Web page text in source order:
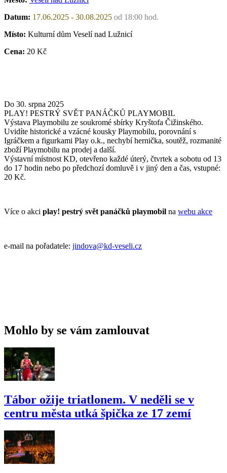
Datum: 17.06.2025 - 30.08.2025 od 18:00 hod.
Místo: Kulturní dům Veselí nad Lužnicí
Cena: 20 Kč
Do 30. srpna 2025
PLAY! PESTRÝ SVĚT PANÁČKŮ PLAYMOBIL
Výstava Playmobilu ze soukromé sbírky Kryštofa Čižinského.
Uvidíte historické a vzácné kousky Playmobilu, porovnání s
Igráčkem a figurkami Play o.k., nechybí hernička, soutěž, rozmanité
zboží Playmobilu na prodej a další.
Výstavní místnost KD, otevřeno každé úterý, čtvrtek a sobotu od 13
do 17 hodin nebo po předchozí domluvě i v jiný den a čas, vstupné:
20 Kč.
Více o akci play! pestrý svět panáčků playmobil na webu akce
e-mail na pořadatele: jindova@kd-veseli.cz
Mohlo by se vám zamlouvat
Tábor ožije triatlonem. V neděli se v
centru města utká špička ze 17 zemí